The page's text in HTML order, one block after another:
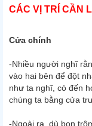
CÁC VỊ TRÍ CẦN
Cửa chính
-Nhiều người nghĩ
vào hai bên để đột
như ta nghĩ, có đến
chúng ta bằng cửa
-Ngoài ra, dù bọn